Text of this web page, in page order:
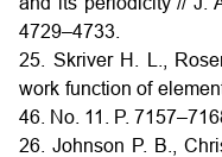
4729–4733.
25. Skriver H. L.,
work function of
46. No. 11. P.
26. Johnson P. B.,